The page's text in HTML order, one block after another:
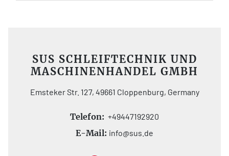
SUS SCHLEIFTECHNIK UND
MASCHINENHANDEL GMBH
Emsteker Str. 127, 49661 Cloppenburg, Germany
Telefon: +49447192920
E-Mail: info@sus.de